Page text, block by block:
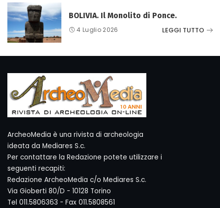
BOLIVIA. Il Monolito di Ponce.
4 Luglio 2026 LEGGI TUTTO
ArcheoMedia è una rivista di archeologia
ideata da Mediares S.c.
Per contattare la Redazione potete utilizzare i
seguenti recapiti:
Redazione ArcheoMedia c/o Mediares S.c.
Via Gioberti 80/D - 10128 Torino
Tel 011.5806363 - Fax 011.5808561